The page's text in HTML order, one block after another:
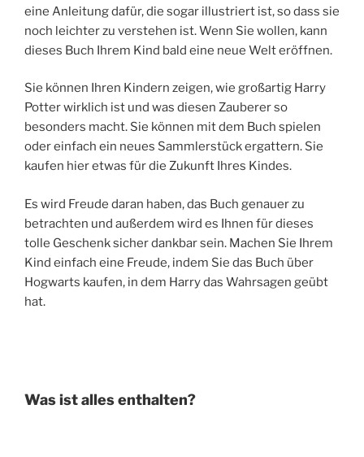
eine Anleitung dafür, die sogar illustriert ist, so dass sie
noch leichter zu verstehen ist. Wenn Sie wollen, kann
dieses Buch Ihrem Kind bald eine neue Welt eröffnen.
Sie können Ihren Kindern zeigen, wie großartig Harry
Potter wirklich ist und was diesen Zauberer so
besonders macht. Sie können mit dem Buch spielen
oder einfach ein neues Sammlerstück ergattern. Sie
kaufen hier etwas für die Zukunft Ihres Kindes.
Es wird Freude daran haben, das Buch genauer zu
betrachten und außerdem wird es Ihnen für dieses
tolle Geschenk sicher dankbar sein. Machen Sie Ihrem
Kind einfach eine Freude, indem Sie das Buch über
Hogwarts kaufen, in dem Harry das Wahrsagen geübt
hat.
Was ist alles enthalten?